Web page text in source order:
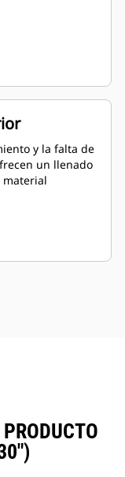
y la falta de
un llenado
material